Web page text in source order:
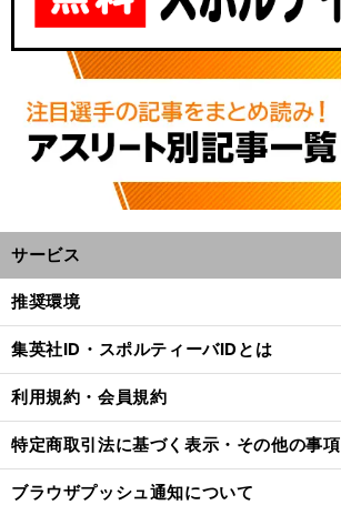
サービス
推奨環境
集英社ID・スポルティーバIDとは
利用規約・会員規約
特定商取引法に基づく表示・その他の事項
ブラウザプッシュ通知について